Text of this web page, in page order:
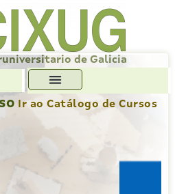
de Galicia
Ir ao Catálogo de Cursos